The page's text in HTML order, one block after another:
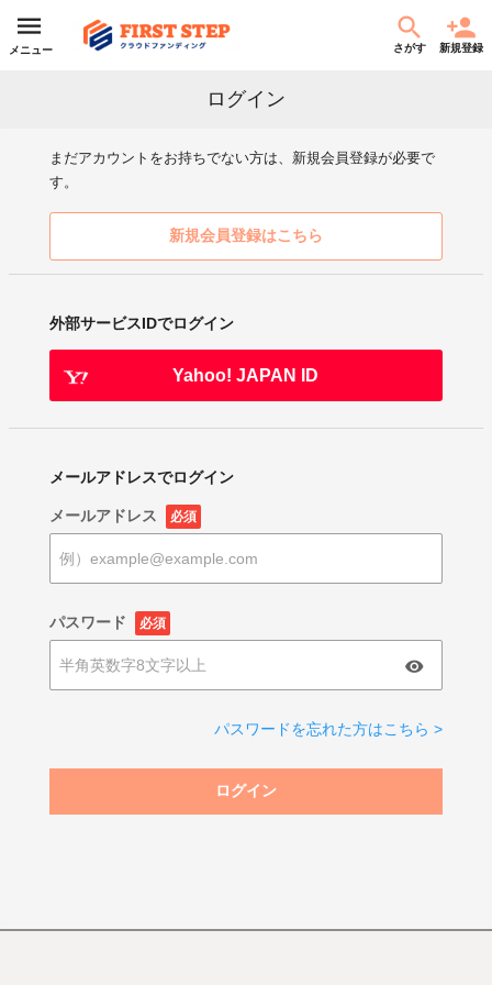
メニュー さがす 新規登録
ログイン
まだアカウントをお持ちでない方は、新規会員登録が必要で
す。
新規会員登録はこちら
外部サービスIDでログイン
Yahoo! JAPAN ID
メールアドレスでログイン
メールアドレス 必須
パスワード 必須
パスワードを忘れた方はこちら >
ログイン